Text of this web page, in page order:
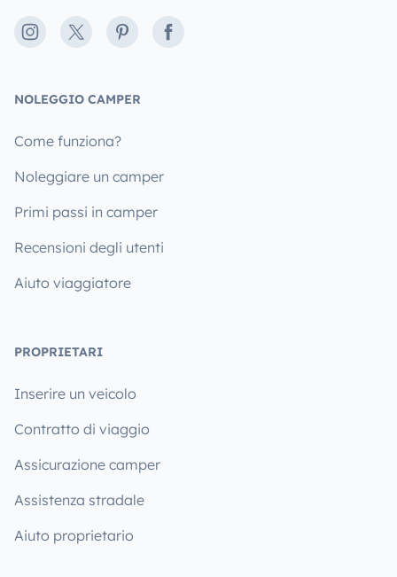
Instagram
X PinterestFacebook
NOLEGGIO CAMPER
Come funziona?
Noleggiare un camper
Primi passi in camper
Recensioni degli utenti
Aiuto viaggiatore
PROPRIETARI
Inserire un veicolo
Contratto di viaggio
Assicurazione camper
Assistenza stradale
Aiuto proprietario